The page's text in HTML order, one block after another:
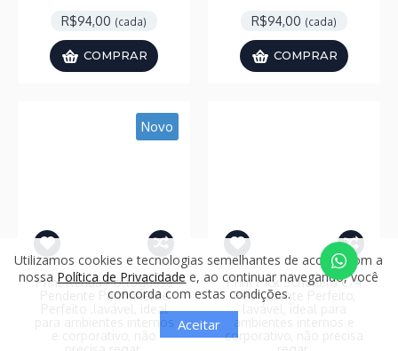
R$94,00 (cada)
COMPRAR
R$94,00 (cada)
COMPRAR
Novo
Print Renda Portuguesa
Pendente Permanente
Perfeito ,lavável, ideal
Print Pick Scheflera C/4
Permanente Perfeito,
corporativo, não precisa
Utilizamos cookies e tecnologias semelhantes de acordo com a
nossa Política de Privacidade e, ao continuar navegando, você
concorda com estas condições.
Aceitar